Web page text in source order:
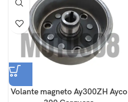
Volante magneto Ay300ZH Ayco